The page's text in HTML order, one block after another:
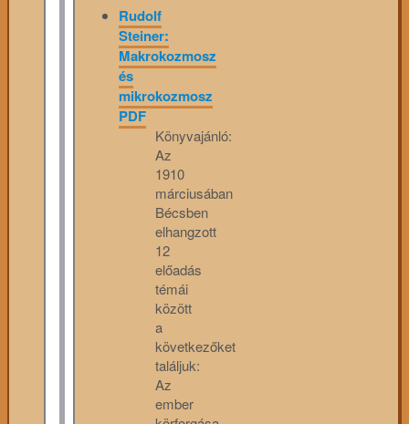
Rudolf
Steiner:
Makrokozmosz
és
mikrokozmosz
PDF
Könyvajánló:
Az
1910
márciusában
Bécsben
elhangzott
12
előadás
témái
között
a
következőket
találjuk:
Az
ember